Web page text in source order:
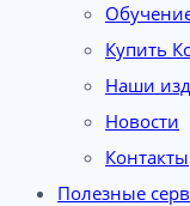
Купить
Наши
Новости
Контакты
Полезные